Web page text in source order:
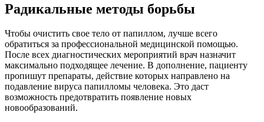
Радикальные методы борьбы
Чтобы очистить свое тело от папиллом, лучше всего
обратиться за профессиональной медицинской помощью.
После всех диагностических мероприятий врач назначит
максимально подходящее лечение. В дополнение, пациенту
пропишут препараты, действие которых направлено на
подавление вируса папилломы человека. Это даст
возможность предотвратить появление новых
новообразований.